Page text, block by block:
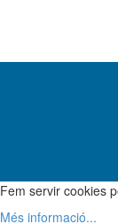
Fem servir cookies
Més informació...